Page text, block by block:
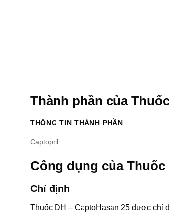
Thành phần của
THÔNG TIN THÀNH PHẦN
Captopril
Công dụng của Thuốc
Chỉ định
Thuốc DH – CaptoHasan 25 được chỉ